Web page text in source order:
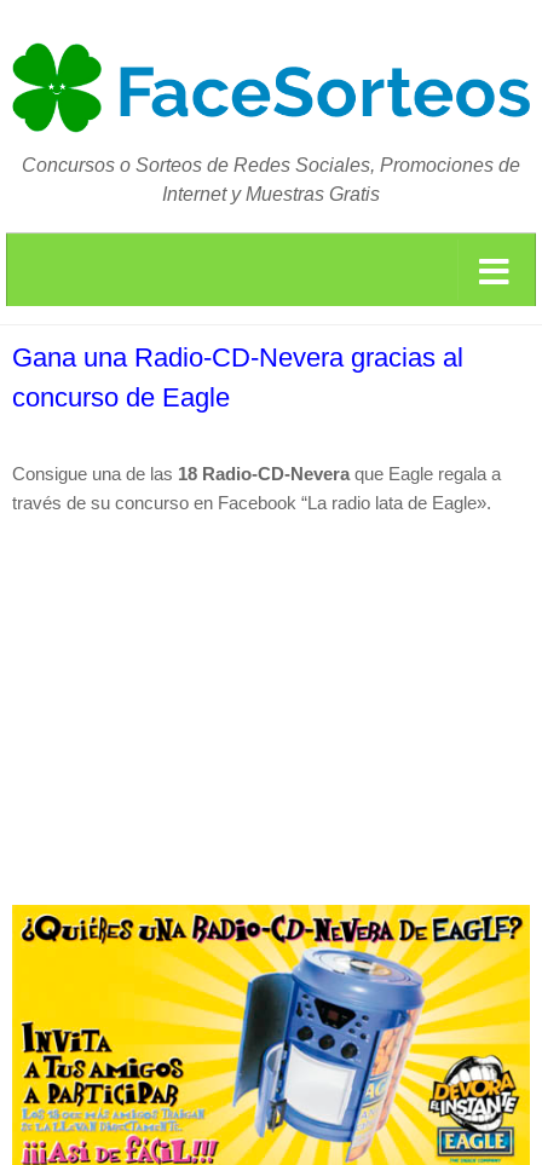
Concursos o Sorteos de Redes Sociales, Promociones de
Internet y Muestras Gratis
Gana una Radio-CD-Nevera gracias al
concurso de Eagle
Consigue una de las 18 Radio-CD-Nevera que Eagle regala a
través de su concurso en Facebook “La radio lata de Eagle».